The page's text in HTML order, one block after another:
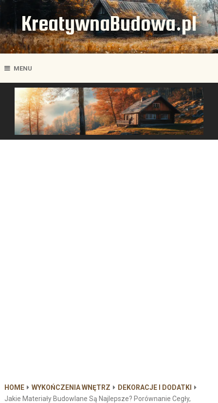
KreatywnaBudowa.pl
MENU
HOME WYKOŃCZENIA WNĘTRZ
DEKORACJE I DODATKI
Jakie Materiały Budowlane Są Najlepsze? Porównanie Cegły,